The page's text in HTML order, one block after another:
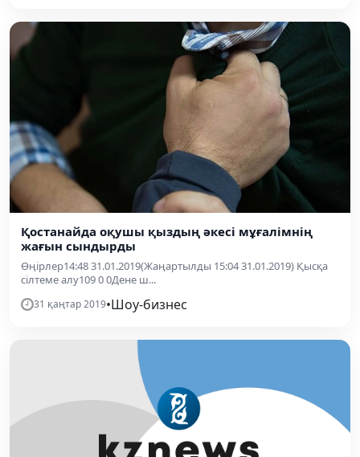
Қостанайда оқушы қыздың әкесі мұғалімнің
жағын сындырды
Өңірлер14:48 31.01.2019(Жаңартылды 15:04 31.01.2019) Қысқа
сілтеме алу109 0 0Дене ш...
31 қаңтар 2019•Шоу-бизнес